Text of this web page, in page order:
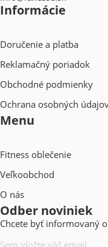
Informácie
Doručenie a platba
Reklamačný poriadok
Obchodné podmienky
Ochrana osobných
Menu
Fitness oblečenie
Veľkoobchod
O nás
Odber noviniek
Chcete byť informovaný